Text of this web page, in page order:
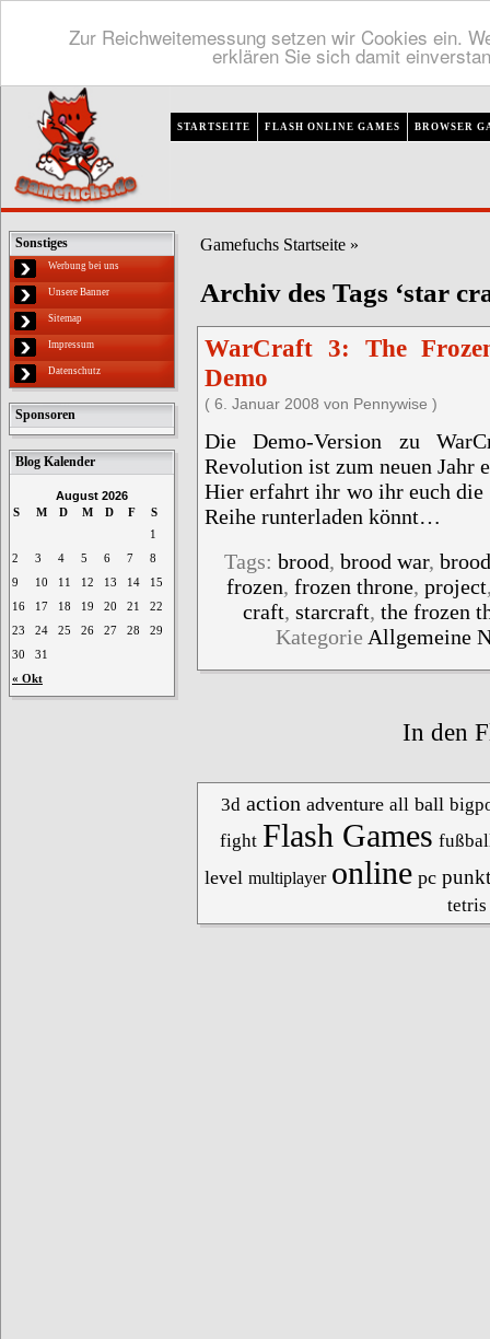
Zur Reichweitemessung setzen wir Cookies ein.
erklären Sie sich damit
STARTSEITE FLASH ONLINE GAMES BROWSER
Sonstiges
Werbung bei uns
Unsere Banner
Sitemap
Impressum
Datenschutz
Sponsoren
Blog Kalender
August 2026
S M D M D F S
« Okt
1
2
3 4 5 6 7
8
9
10 11 12 13 14
15
16
17 18 19 20 21
22
23
24 25 26 27 28
29
30
31
Gamefuchs Startseite »
Archiv des Tags ‘star
WarCraft 3: The
Demo
( 6. Januar 2008 von Pennywise )
Die Demo-Version zu
Revolution ist zum neuen Jahr
Hier erfahrt ihr wo ihr euch die
Reihe runterladen könnt…
Tags: brood, brood war,
frozen, frozen throne, project
craft, starcraft, the frozen
Kategorie Allgemeine
In den
3d action adventure all ball
fight Flash Games
level multiplayer online pc
tetris